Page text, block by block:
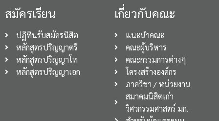
สมัครเรียน
ปฏิทินรับสมัครนิสิต
หลักสูตรปริญญาตรี
หลักสูตรปริญญาโท
หลักสูตรปริญญาเอก
เกี่ยวกับคณะ
แนะนำคณะ
คณะผู้บริหาร
คณะกรรมการต่างๆ
โครงสร้างองค์กร
ภาควิชา / หน่วยงาน
สมาคมนิสิตเก่า
วิศวกรรมศาสตร์ มก.